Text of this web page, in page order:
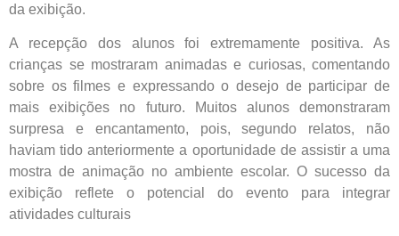
da exibição.
A recepção dos alunos foi extremamente positiva. As
crianças se mostraram animadas e curiosas, comentando
sobre os filmes e expressando o desejo de participar de
mais exibições no futuro. Muitos alunos demonstraram
surpresa e encantamento, pois, segundo relatos, não
haviam tido anteriormente a oportunidade de assistir a uma
mostra de animação no ambiente escolar. O sucesso da
exibição reflete o potencial do evento para integrar
atividades culturais